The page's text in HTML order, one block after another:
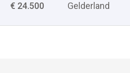
€ 24.500 Gelderland